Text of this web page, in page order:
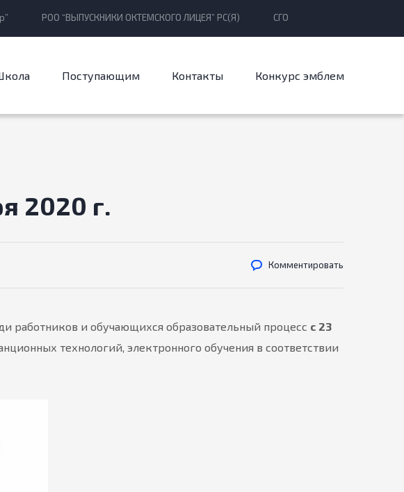
РОО “ВЫПУСКНИКИ ОКТЕМСКОГО ЛИЦЕЯ” РС(Я) СГО
Поступающим Контакты Конкурс эмблем
2020 г.
Комментировать
работников и обучающихся образовательный процесс с 23
технологий, электронного обучения в соответствии